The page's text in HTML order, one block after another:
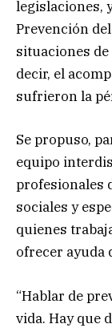
legislaciones,
Prevención
situaciones
decir, el
sufrieron la
Se propuso,
equipo
profesionales
sociales y
quienes
ofrecer ayuda
“Hablar de
vida. Hay que